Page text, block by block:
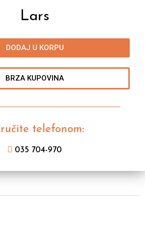
Lars
DODAJ U KORPU
BRZA KUPOVINA
telefonom:
035 704-970